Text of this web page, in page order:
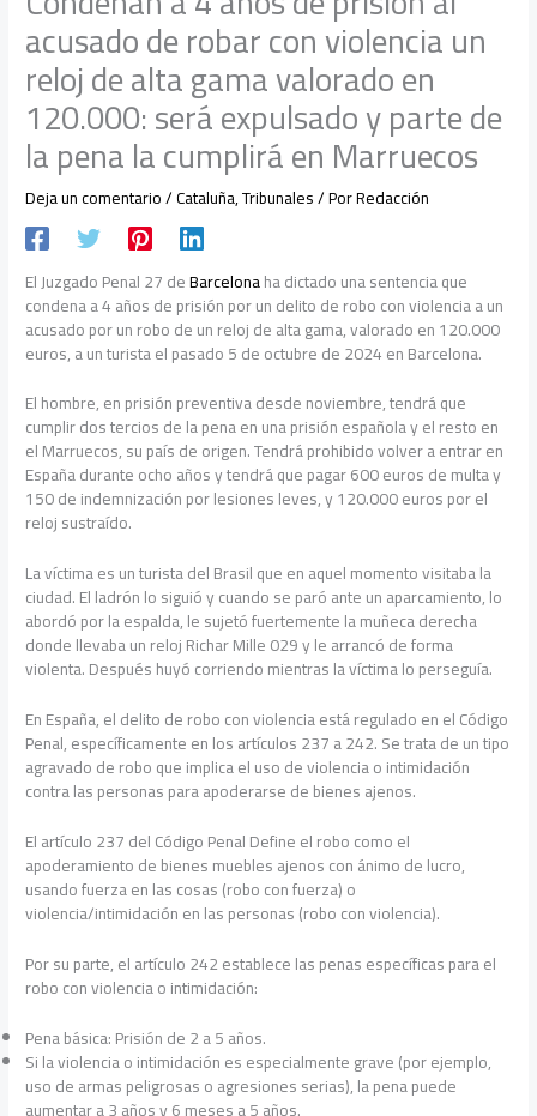
acusado de robar con violencia un
reloj de alta gama valorado en
120.000: será expulsado y parte de
la pena la cumplirá en Marruecos
Deja un comentario/Cataluña,Tribunales/ PorRedacción
El Juzgado Penal 27 deBarcelonaha dictado una sentencia que
condena a 4 años de prisión por un delito de robo con violencia a un
acusado por un robo de un reloj de alta gama, valorado en 120.000
euros, a un turista el pasado 5 de octubre de 2024 en Barcelona.
El hombre, en prisión preventiva desde noviembre, tendrá que
cumplir dos tercios de la pena en una prisión española y el resto en
el Marruecos, su país de origen. Tendrá prohibido volver a entrar en
España durante ocho años y tendrá que pagar 600 euros de multa y
150 de indemnización por lesiones leves, y 120.000 euros por el
reloj sustraído.
La víctima es un turista del Brasil que en aquel momento visitaba la
ciudad. El ladrón lo siguió y cuando se paró ante un aparcamiento, lo
abordó por la espalda, le sujetó fuertemente la muñeca derecha
donde llevaba un reloj Richar Mille 029 y le arrancó de forma
violenta. Después huyó corriendo mientras la víctima lo perseguía.
En España, el delito de robo con violencia está regulado en el Código
Penal, específicamente en los artículos 237 a 242. Se trata de un tipo
agravado de robo que implica el uso de violencia o intimidación
contra las personas para apoderarse de bienes ajenos.
El artículo 237 del Código Penal Define el robo como el
apoderamiento de bienes muebles ajenos con ánimo de lucro,
usando fuerza en las cosas (robo con fuerza) o
violencia/intimidación en las personas (robo con violencia).
Por su parte, el artículo 242 establece las penas específicas para el
robo con violencia o intimidación:
Pena básica: Prisión de 2 a 5 años.
Si la violencia o intimidación es especialmente grave (por ejemplo,
uso de armas peligrosas o agresiones serias), la pena puede
aumentar a 3 años y 6 meses a 5 años.